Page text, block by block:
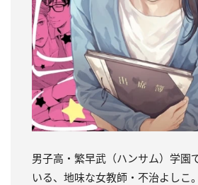
男子高・繁早武（ハンサム）学園
いる、地味な女教師・不治よしこ。